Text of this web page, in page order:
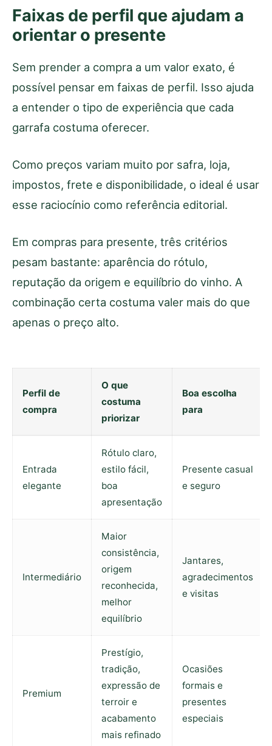
Faixas de perfil que ajudam a
orientar o presente
Sem prender a compra a um valor exato, é
possível pensar em faixas de perfil. Isso ajuda
a entender o tipo de experiência que cada
garrafa costuma oferecer.
Como preços variam muito por safra, loja,
impostos, frete e disponibilidade, o ideal é usar
esse raciocínio como referência editorial.
Em compras para presente, três critérios
pesam bastante: aparência do rótulo,
reputação da origem e equilíbrio do vinho. A
combinação certa costuma valer mais do que
apenas o preço alto.
Perfil de
compra
O que
costuma
priorizar
Boa escolha
para
Entrada
elegante
Rótulo claro,
estilo fácil,
boa
apresentação
Presente casual
e seguro
Intermediário
Maior
consistência,
origem
reconhecida,
melhor
equilíbrio
Jantares,
agradecimentos
e visitas
Premium
Prestígio,
tradição,
expressão de
terroir e
acabamento
mais refinado
Ocasiões
formais e
presentes
especiais